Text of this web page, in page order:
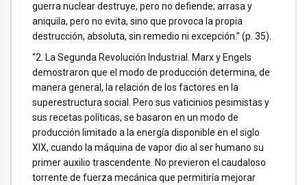
guerra nuclear destruye, pero no defiende; arrasa y
aniquila, pero no evita, sino que provoca la propia
destrucción, absoluta, sin remedio ni excepción.” (p. 35).
“2. La Segunda Revolución Industrial. Marx y Engels
demostraron que el modo de producción determina, de
manera general, la relación de los factores en la
superestructura social. Pero sus vaticinios pesimistas y
sus recetas políticas, se basaron en un modo de
producción limitado a la energía disponible en el siglo
XIX, cuando la máquina de vapor dio al ser humano su
primer auxilio trascendente. No previeron el caudaloso
torrente de fuerza mecánica que permitiría mejorar